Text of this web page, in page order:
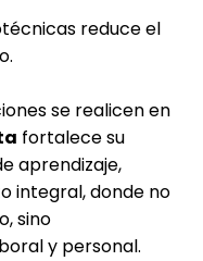
reduce el
se realicen en
fortalece su
aprendizaje,
integral, donde no
sino
y personal.